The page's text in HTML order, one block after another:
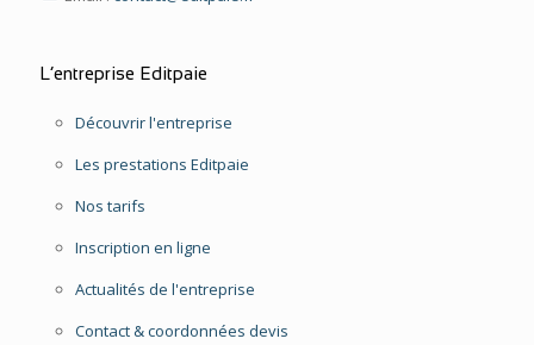
L’entreprise Editpaie
Découvrir l'entreprise
Les prestations Editpaie
Nos tarifs
Inscription en ligne
Actualités de l'entreprise
Contact & coordonnées devis